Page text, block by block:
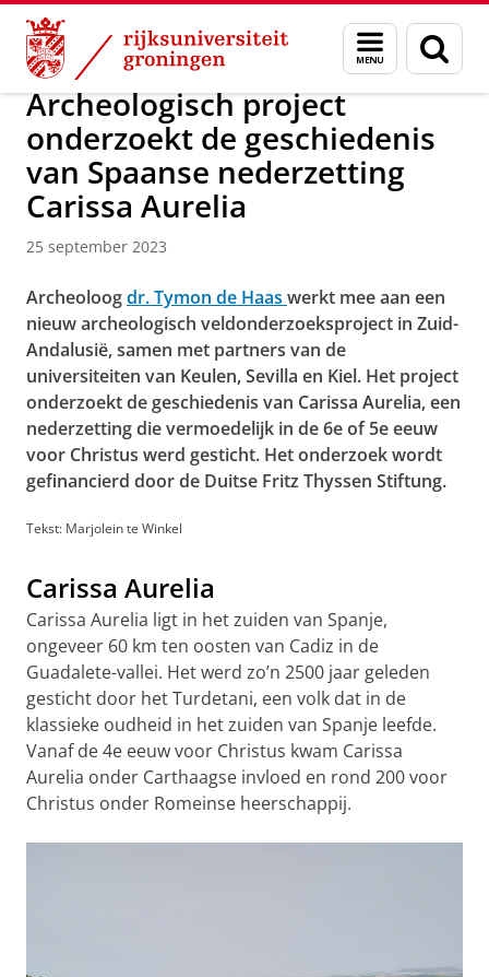
Skip
Content
Skip
Navigation
Menu
en
zoeken
Over ons Actueel
Archeologisch project
onderzoekt de geschiedenis
van Spaanse nederzetting
Carissa Aurelia
25 september 2023
Archeoloogdr. Tymon de Haas werkt mee aan een
nieuw archeologisch veldonderzoeksproject in Zuid-
Andalusië, samen met partners van de
universiteiten van Keulen, Sevilla en Kiel. Het project
onderzoekt de geschiedenis van Carissa Aurelia, een
nederzetting die vermoedelijk in de 6e of 5e eeuw
voor Christus werd gesticht. Het onderzoek wordt
gefinancierd door de Duitse Fritz Thyssen Stiftung.
Tekst: Marjolein te Winkel
Carissa Aurelia
Carissa Aurelia ligt in het zuiden van Spanje,
ongeveer 60 km ten oosten van Cadiz in de
Guadalete-vallei. Het werd zo’n 2500 jaar geleden
gesticht door het Turdetani, een volk dat in de
klassieke oudheid in het zuiden van Spanje leefde.
Vanaf de 4e eeuw voor Christus kwam Carissa
Aurelia onder Carthaagse invloed en rond 200 voor
Christus onder Romeinse heerschappij.